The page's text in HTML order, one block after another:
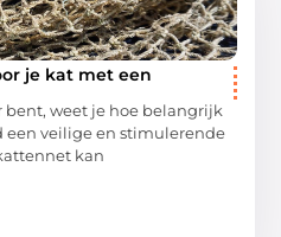
je kat met een
weet je hoe belangrijk
een veilige en stimulerende
kan